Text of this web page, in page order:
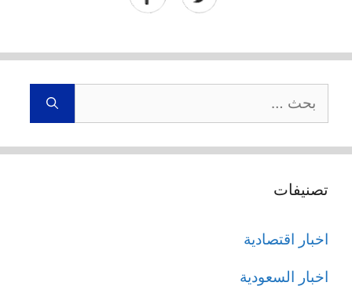
البحث
عن:
تصنيفات
اخبار اقتصادية
اخبار السعودية